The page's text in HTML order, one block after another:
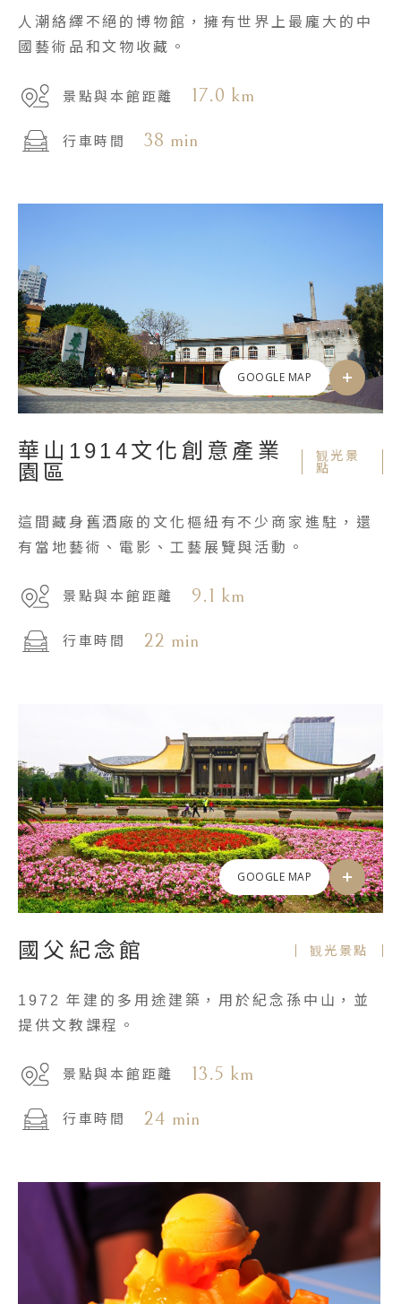
人潮絡繹不絕的博物館，擁有世界上最龐大的中
國藝術品和文物收藏。
景點與本館距離 17.0 km
行車時間 38 min
GOOGLE MAP
華山1914文化創意產業
園區
観光景
點
這間藏身舊酒廠的文化樞紐有不少商家進駐，還
有當地藝術、電影、工藝展覽與活動。
景點與本館距離 9.1 km
行車時間 22 min
GOOGLE MAP
國父紀念館 観光景點
1972 年建的多用途建築，用於紀念孫中山，並
提供文教課程。
景點與本館距離 13.5 km
行車時間 24 min